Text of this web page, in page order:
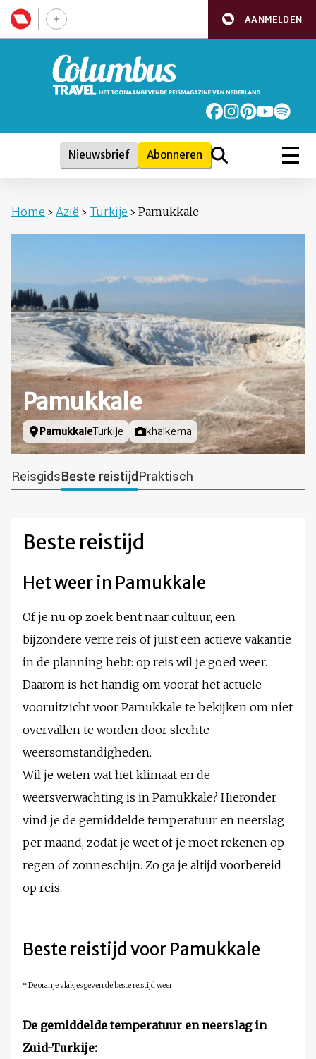
AANMELDEN
Nieuwsbrief Abonneren
Home › Azië › Turkije › Pamukkale
Pamukkale
Locatie
PamukkaleTurkije Foto door
khalkema
ReisgidsBeste reistijdPraktisch
Beste reistijd
Het weer in Pamukkale
Of je nu op zoek bent naar cultuur, een
bijzondere verre reis of juist een actieve vakantie
in de planning hebt: op reis wil je goed weer.
Daarom is het handig om vooraf het actuele
vooruitzicht voor Pamukkale te bekijken om niet
overvallen te worden door slechte
weersomstandigheden.
Wil je weten wat het klimaat en de
weersverwachting is in Pamukkale? Hieronder
vind je de gemiddelde temperatuur en neerslag
per maand, zodat je weet of je moet rekenen op
regen of zonneschijn. Zo ga je altijd voorbereid
op reis.
Beste reistijd voor Pamukkale
* De oranje vlakjes geven de beste reistijd weer
De gemiddelde temperatuur en neerslag in
Zuid-Turkije: